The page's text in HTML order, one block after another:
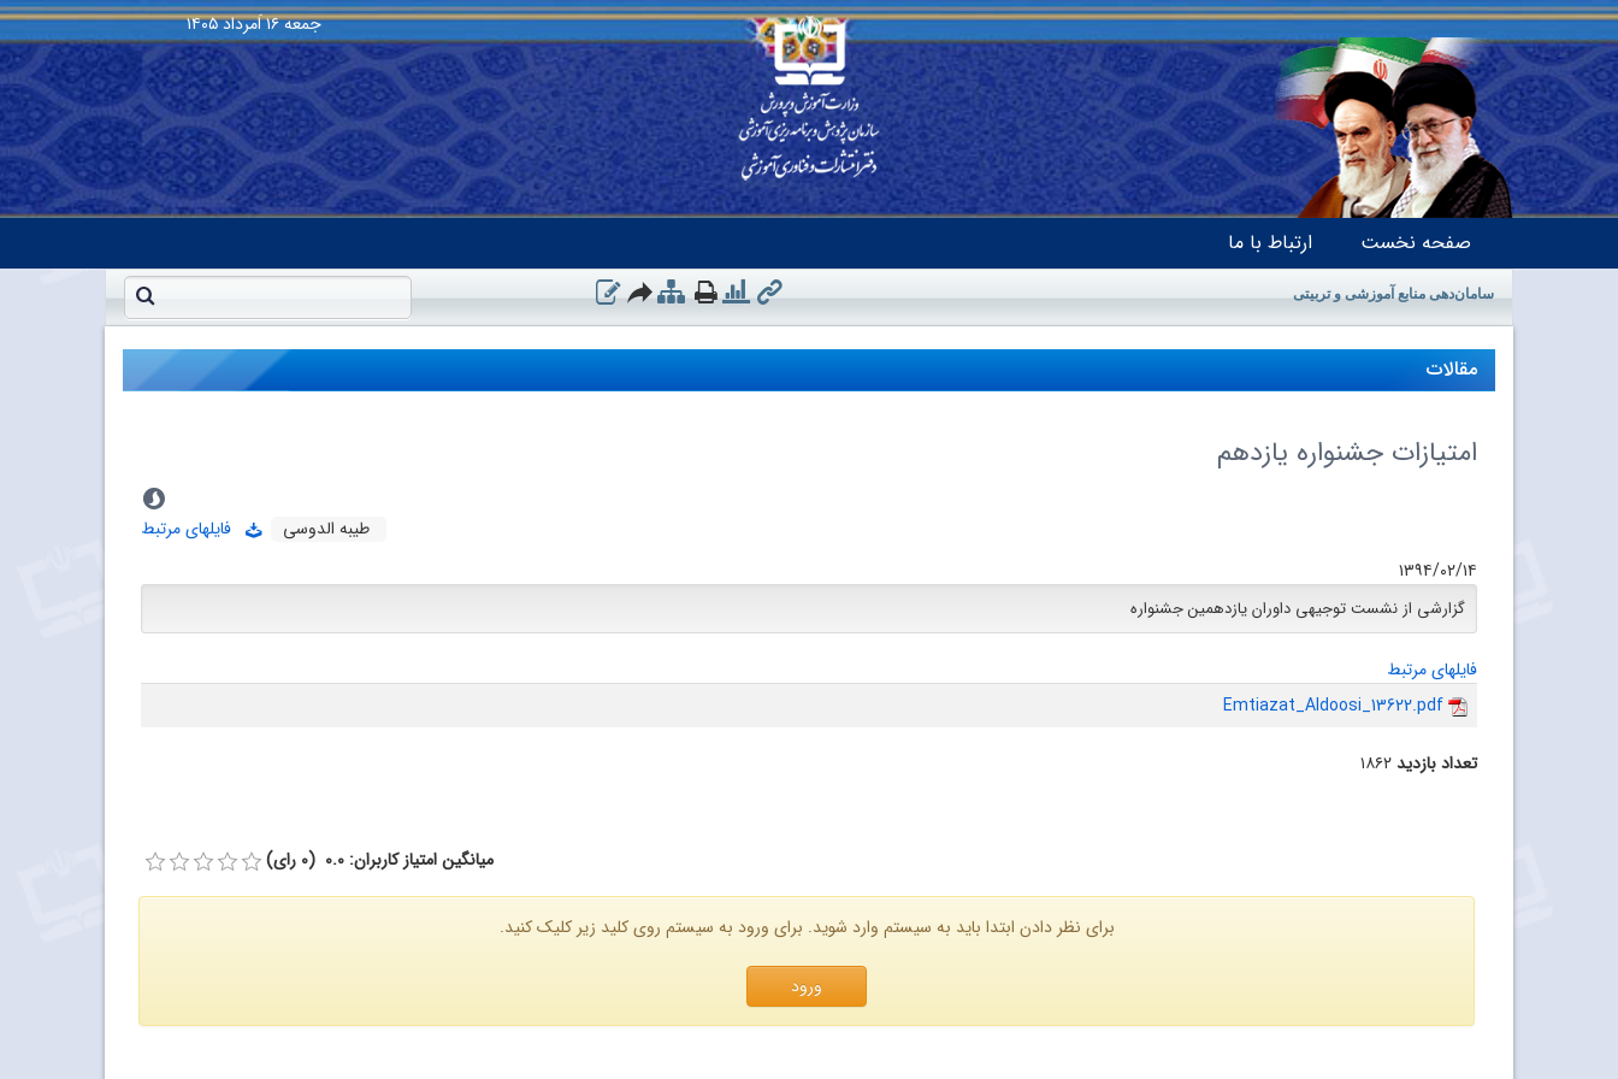
جمعه۱۶ اَمرداد ۱۴۰۵
صفحه نخست ارتباط با ما
سامان‌دهی منابع آموزشی و تربیتی
مقالات
امتیازات جشنواره یازدهم
طیبه الدوسی
فایلهای مرتبط
۱۳۹۴/۰۲/۱۴
گزارشی از نشست توجیهی داوران یازدهمین جشنواره
فایلهای مرتبط
Emtiazat_Aldoosi_13622.pdf
تعداد بازدید۱۸۶۲
میانگین امتیاز کاربران: 0.0 (0 رای)
برای نظر دادن ابتدا باید به سیستم وارد شوید. برای ورود به سیستم روی کلید زیر کلیک کنید.
ورود